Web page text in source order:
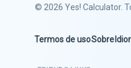
© 2026 Yes! Calculator.
Termos de usoSobre